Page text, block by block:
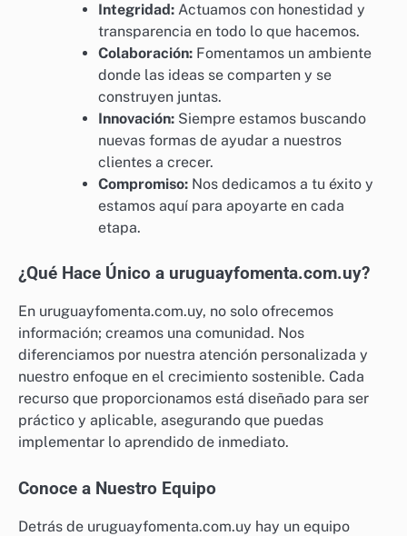
Integridad: Actuamos con honestidad y
transparencia en todo lo que hacemos.
Colaboración: Fomentamos un ambiente
donde las ideas se comparten y se
construyen juntas.
Innovación: Siempre estamos buscando
nuevas formas de ayudar a nuestros
clientes a crecer.
Compromiso: Nos dedicamos a tu éxito y
estamos aquí para apoyarte en cada
etapa.
¿Qué Hace Único a uruguayfomenta.com.uy?
En uruguayfomenta.com.uy, no solo ofrecemos
información; creamos una comunidad. Nos
diferenciamos por nuestra atención personalizada y
nuestro enfoque en el crecimiento sostenible. Cada
recurso que proporcionamos está diseñado para ser
práctico y aplicable, asegurando que puedas
implementar lo aprendido de inmediato.
Conoce a Nuestro Equipo
Detrás de uruguayfomenta.com.uy hay un equipo